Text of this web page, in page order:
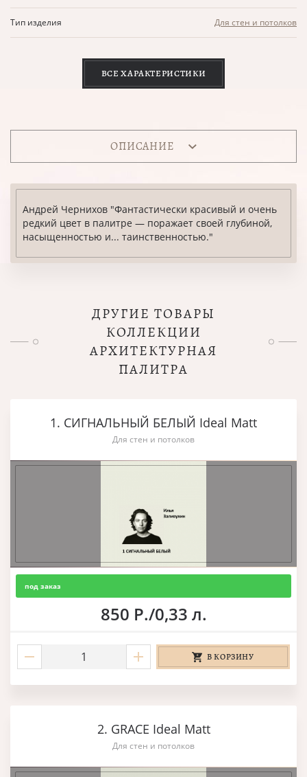
Тип изделия Для стен и потолков
ВСЕ ХАРАКТЕРИСТИКИ
ОПИСАНИЕ
Андрей Чернихов "Фантастически красивый и очень
редкий цвет в палитре — поражает своей глубиной,
насыщенностью и... таинственностью."
ДРУГИЕ ТОВАРЫ
КОЛЛЕКЦИИ
АРХИТЕКТУРНАЯ
ПАЛИТРА
1. СИГНАЛЬНЫЙ БЕЛЫЙ Ideal Matt
Для стен и потолков
под заказ
850 Р./0,33 л.
В КОРЗИНУ
2. GRACE Ideal Matt
Для стен и потолков